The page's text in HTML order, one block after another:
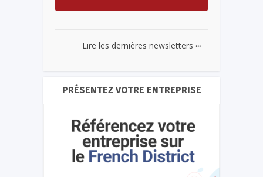
Lire les dernières newsletters ...
PRÉSENTEZ VOTRE ENTREPRISE